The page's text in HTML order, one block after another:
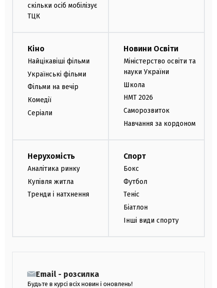
скільки осіб мобілізує
ТЦК
Кіно
Найцікавіші фільми
Українські фільми
Фільми на вечір
Комедії
Серіали
Новини Освіти
Міністерство освіти та
науки України
Школа
НМТ 2026
Саморозвиток
Навчання за кордоном
Нерухомість
Аналітика ринку
Купівля житла
Тренди і натхнення
Спорт
Бокс
Футбол
Теніс
Біатлон
Інші види спорту
Email - розсилка
Будьте в курсі всіх новин і оновлень!